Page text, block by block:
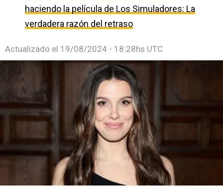
haciendo la película de Los Simuladores: La
verdadera razón del retraso
Actualizado el 19/08/2024 - 18:28hs UTC